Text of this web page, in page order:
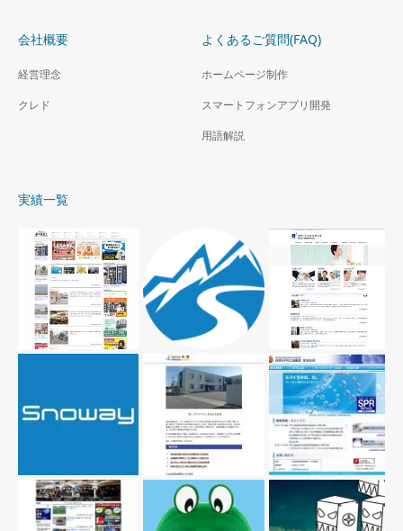
会社概要
経営理念
クレド
よくあるご質問(FAQ)
ホームページ制作
スマートフォンアプリ開発
用語解説
実績一覧